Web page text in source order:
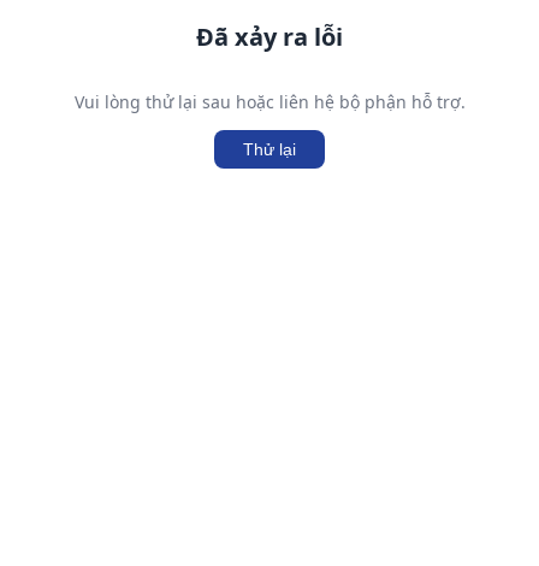
Đã xảy ra lỗi
Vui lòng thử lại sau hoặc liên hệ bộ phận hỗ trợ.
Thử lại